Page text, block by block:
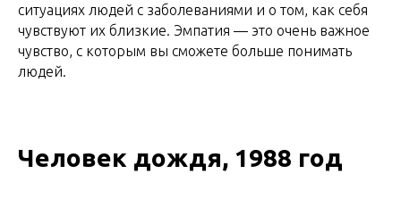
ситуациях людей с заболеваниями и о том, как себя
чувствуют их близкие. Эмпатия — это очень важное
чувство, с которым вы сможете больше понимать
людей.
Человек дождя, 1988 год